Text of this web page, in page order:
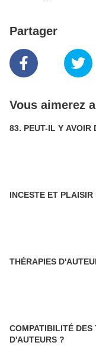
Partager
Vous aimerez
83. PEUT-IL Y AVOIR
INCESTE ET PLAISIR
THÉRAPIES
COMPATIBILITÉ DES
D'AUTEURS ?